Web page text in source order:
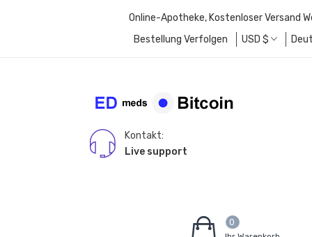
Online-Apotheke, Kostenloser Versand
Bestellung Verfolgen
USD $
Kontakt:
Live support
0